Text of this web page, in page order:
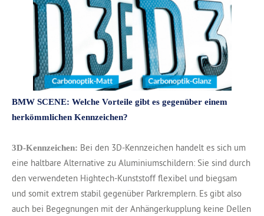
BMW SCENE: Welche Vorteile gibt es gegenüber einem
herkömmlichen Kennzeichen?
3D-Kennzeichen: Bei den 3D-Kennzeichen handelt es sich um
eine haltbare Alternative zu Aluminiumschildern: Sie sind durch
den verwendeten Hightech-Kunststoff flexibel und biegsam
und somit extrem stabil gegenüber Parkremplern. Es gibt also
auch bei Begegnungen mit der Anhängerkupplung keine Dellen